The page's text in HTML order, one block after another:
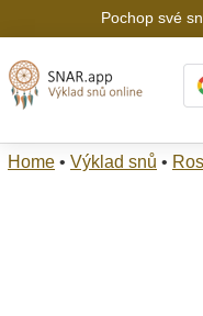
Pochop své
Home • Výklad snů •